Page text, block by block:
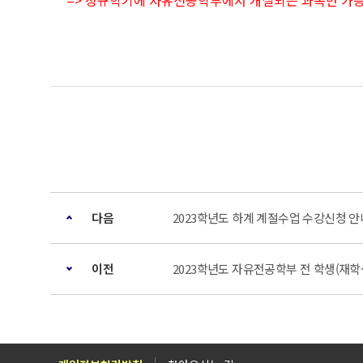
다음 2023학년도 하계 계절수업 수강신청 안
이전 2023학년도 자유전공학부 전 학생(재